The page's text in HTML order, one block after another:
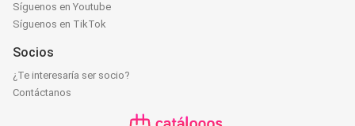
Síguenos en Youtube
Síguenos en TikTok
Socios
¿Te interesaría ser socio?
Contáctanos